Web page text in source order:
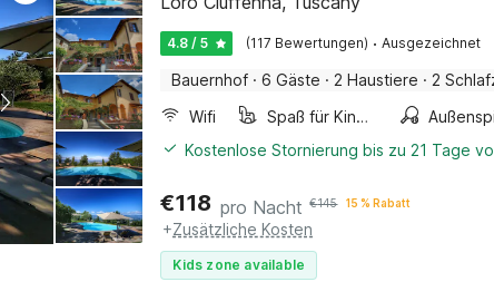
4.8 / 5 (117 Bewertungen) · Ausgezeichnet
Bauernhof · 6 Gäste · 2 Haustiere · 2
Wifi
Spaß für Kinder
Kostenlose Stornierung bis zu 21 Tage
€118 pro Nacht €145 15 % Rabatt
+Zusätzliche Kosten
Kids zone available